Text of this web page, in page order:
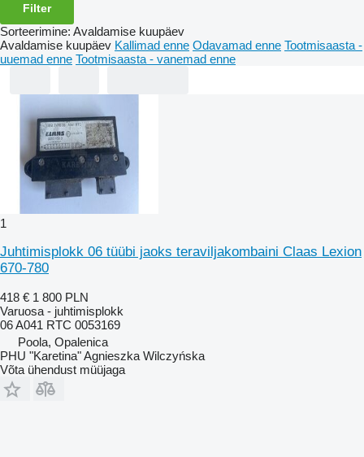
Filter
Sorteerimine: Avaldamise kuupäev
Avaldamise kuupäev Kallimad enne Odavamad enne Tootmisaasta -
uuemad enne Tootmisaasta - vanemad enne
1
Juhtimisplokk 06 tüübi jaoks teraviljakombaini Claas Lexion
670-780
418 € 1 800 PLN
Varuosa - juhtimisplokk
06 A041 RTC 0053169
Poola, Opalenica
PHU "Karetina" Agnieszka Wilczyńska
Võta ühendust müüjaga